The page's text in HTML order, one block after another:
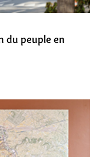
du peuple en